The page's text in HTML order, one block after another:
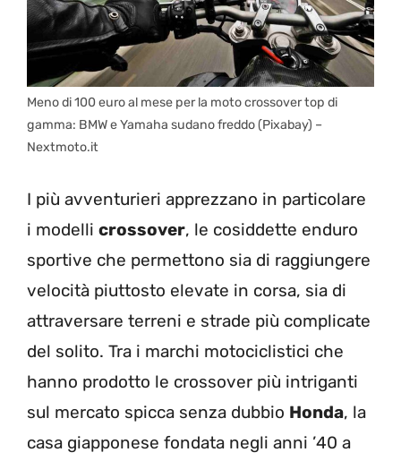
Meno di 100 euro al mese per la moto crossover top di
gamma: BMW e Yamaha sudano freddo (Pixabay) –
Nextmoto.it
I più avventurieri apprezzano in particolare
i modelli crossover, le cosiddette enduro
sportive che permettono sia di raggiungere
velocità piuttosto elevate in corsa, sia di
attraversare terreni e strade più complicate
del solito. Tra i marchi motociclistici che
hanno prodotto le crossover più intriganti
sul mercato spicca senza dubbio Honda, la
casa giapponese fondata negli anni ’40 a